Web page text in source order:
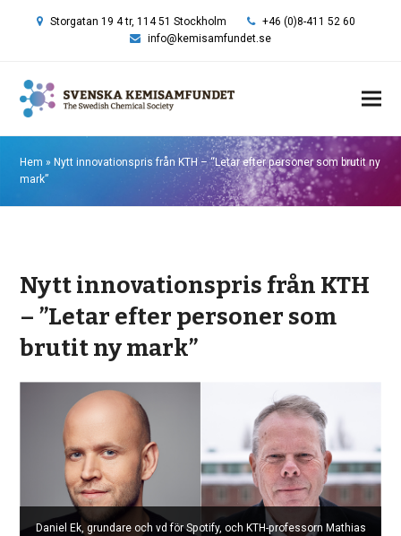
Storgatan 19 4 tr, 114 51 Stockholm
+46 (0)8-411 52 60
info@kemisamfundet.se
Hem » Nytt innovationspris från KTH – “Letar efter personer som brutit ny
mark”
Nytt innovationspris från KTH
– ”Letar efter personer som
brutit ny mark”
Daniel Ek, grundare och vd för Spotify, och KTH-professorn Mathias